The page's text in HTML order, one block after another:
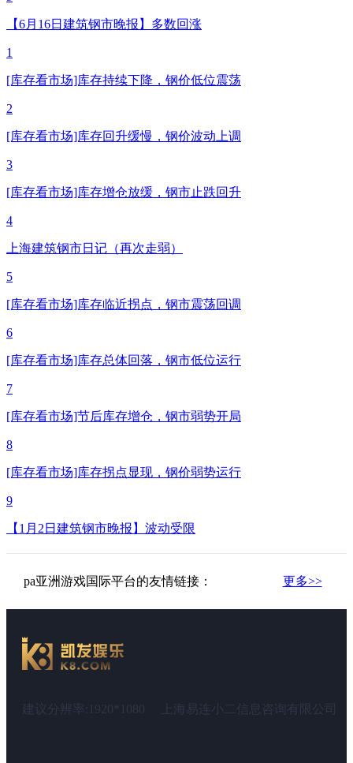
【6月16日建筑钢市晚报】多数回涨
1
[库存看市场]库存持续下降，钢价低位震荡
2
[库存看市场]库存回升缓慢，钢价波动上调
3
[库存看市场]库存增仓放缓，钢市止跌回升
4
上海建筑钢市日记（再次走弱）
5
[库存看市场]库存临近拐点，钢市震荡回调
6
[库存看市场]库存总体回落，钢市低位运行
7
[库存看市场]节后库存增仓，钢市弱势开局
8
[库存看市场]库存拐点显现，钢价弱势运行
9
【1月2日建筑钢市晚报】波动受限
pa亚洲游戏国际平台的友情链接： 更多>>
建议分辨率:1920*1080 上海易连小二信息咨询有限公司